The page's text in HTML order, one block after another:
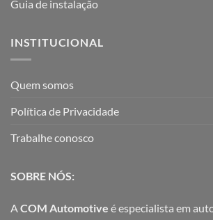
Guia de instalação
INSTITUCIONAL
Quem somos
Política de Privacidade
Trabalhe conosco
SOBRE NÓS:
A COM Automotive é especialista em